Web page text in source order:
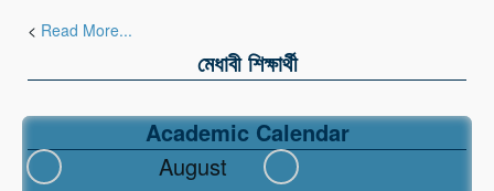
< Read More...
মেধাবী শিক্ষার্থী
Academic Calendar
August